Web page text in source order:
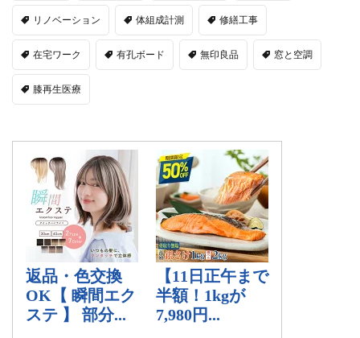
リノベーション 体組成計測 修繕工事
在宅ワーク 有孔ボード 無印良品 窓と空調
膝再生医療